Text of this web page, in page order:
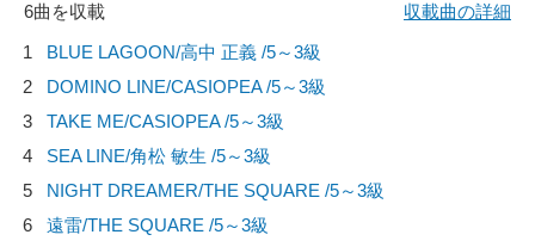
6曲を収載
収載曲の詳細
1
BLUE LAGOON/高中 正義 /5～3級
2
DOMINO LINE/CASIOPEA/5～3級
3
TAKE ME/CASIOPEA/5～3級
4
SEA LINE/角松 敏生 /5～3級
5
NIGHT DREAMER/THE SQUARE /5～3級
6
遠雷/THE SQUARE /5～3級